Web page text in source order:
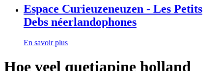
Espace Curieuzeneuzen - Les Petits
Debs néerlandophones
En savoir plus
Hoe veel quetiapine holland